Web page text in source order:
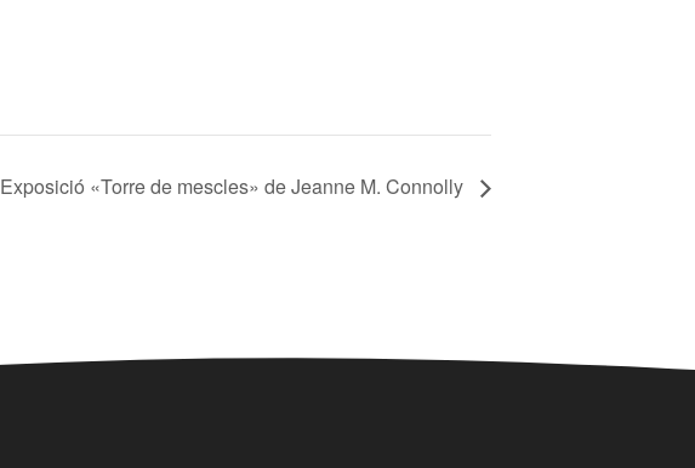
Exposició «Torre de mescles» de Jeanne M. Connolly